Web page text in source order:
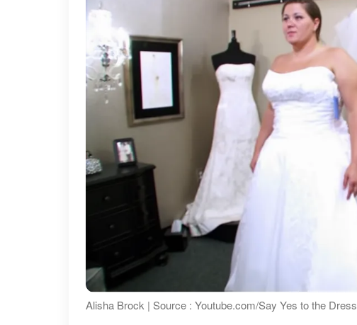
Alisha Brock | Source : Youtube.com/Say Yes to the Dress